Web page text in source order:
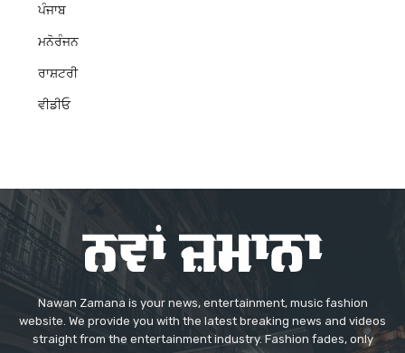
ਪੰਜਾਬ
ਮਨੋਰੰਜਨ
ਰਾਸ਼ਟਰੀ
ਵੀਡੀਓ
Nawan Zamana is your news, entertainment, music fashion
website. We provide you with the latest breaking news and videos
straight from the entertainment industry. Fashion fades, only